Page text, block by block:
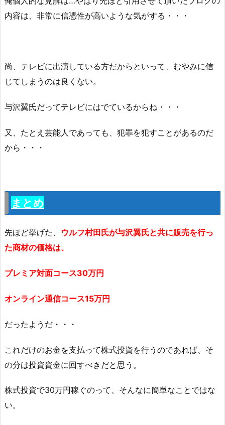
内容は、非常に信憑性が高いような気がする・・・
尚、テレビに出演している方だからといって、むやみに信
じてしまうのは良くない。
与沢翼氏だってテレビにはでているからね・・・
又、たとえ芸能人であっても、犯罪を犯すことがあるのだ
から・・・
まとめ
先ほど挙げた、 ウルフ村田氏が与沢翼氏と共に販売を行っ
た商材の価格は、
プレミア対面コース30万円
オンライン通信コース15万円
だったようだ・・・
これだけのお金を支払って株式投資を行うのであれば、そ
の分は投資資金に回すべきだと思う。
株式投資で30万円稼ぐのって、そんなに簡単なことではな
い。